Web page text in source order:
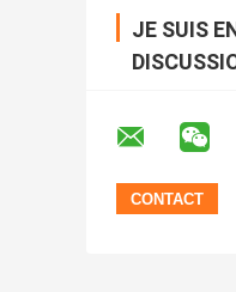
JE SUIS